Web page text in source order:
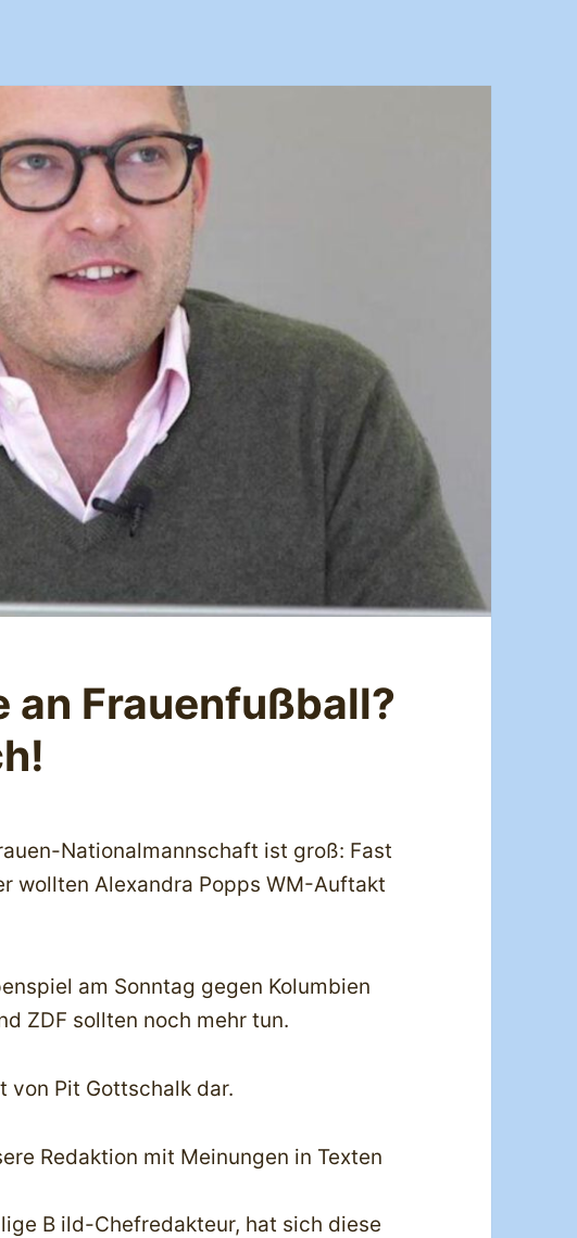
an Frauenfußball?
Nationalmannschaft ist groß: Fast
wollten Alexandra Popps WM-Auftakt
am Sonntag gegen Kolumbien
ZDF sollten noch mehr tun.
von Pit Gottschalk dar.
Redaktion mit Meinungen in Texten
B ild-Chefredakteur, hat sich diese